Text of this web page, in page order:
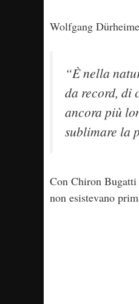
Wolfgang
“È nella
da record, di
ancora più
sublimare la
Con Chiron
non esistevano